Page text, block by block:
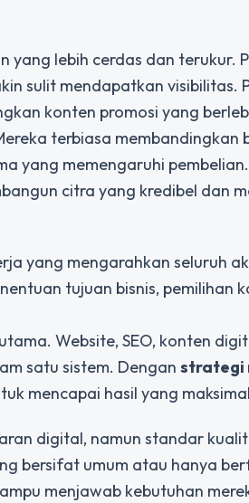
lebih cerdas dan terukur.
sulit mendapatkan visibilitas.
konten promosi yang
terbiasa membandingkan
yang memengaruhi
citra yang kredibel dan
yang mengarahkan seluruh
tujuan bisnis, pemilihan
Website, SEO, konten
satu sistem. Dengan strategi
mencapai hasil yang
digital, namun standar
bersifat umum atau hanya
menjawab kebutuhan